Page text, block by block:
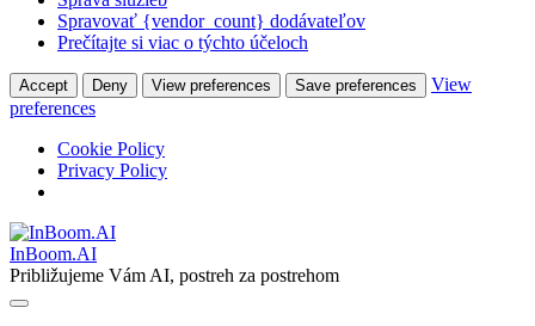
Spravovať {vendor_count} dodávateľov
Prečítajte si viac o týchto účeloch
Accept Deny View preferences Save preferences
View
preferences
Cookie Policy
Privacy Policy
Skip
to
content
InBoom.AI
Približujeme Vám AI, postreh za postrehom